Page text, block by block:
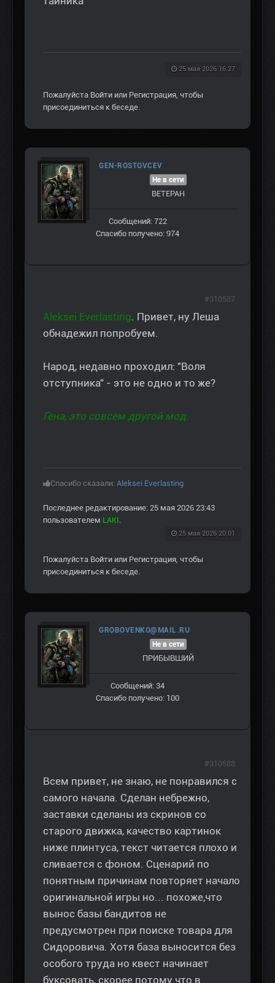
25 мая 2026 16:27
Пожалуйста Войти или Регистрация , чтобы
присоединиться к беседе.
GEN-ROSTOVCEV
Не в сети
ВЕТЕРАН
Сообщений: 722
Спасибо получено: 974
Aleksei Everlasting. Привет, ну Леша
обнадежил попробуем.
Народ, недавно проходил: "Воля
отступника" - это не одно и то же?
Гена, это совсем другой мод.
Спасибо сказали: Aleksei Everlasting
Последнее редактирование: 25 мая 2026 23:43
пользователем LAKI
25 мая 2026 20:01
#310587
Пожалуйста Войти или Регистрация , чтобы
присоединиться к беседе.
GROBOVENKO@MAIL.RU
Не в сети
ПРИБЫВШИЙ
Сообщений: 34
Спасибо получено: 100
Всем привет, не знаю, не понравился с
самого начала. Сделан небрежно,
заставки сделаны из скринов со
старого движка, качество картинок
ниже плинтуса, текст читается плохо и
сливается с фоном. Сценарий по
понятным причинам повторяет начало
оригинальной игры но... похоже,что
вынос базы бандитов не
предусмотрен при поиске товара для
Сидоровича. Хотя база выносится без
особого труда но квест начинает
буксовать, скорее потому что в
#310588